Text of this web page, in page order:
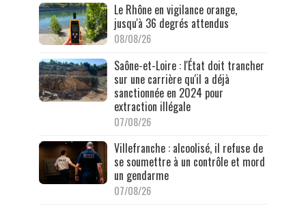
Le Rhône en vigilance orange,
jusqu'à 36 degrés attendus
08/08/26
Saône-et-Loire : l'État doit trancher
sur une carrière qu'il a déjà
sanctionnée en 2024 pour
extraction illégale
07/08/26
Villefranche : alcoolisé, il refuse de
se soumettre à un contrôle et mord
un gendarme
07/08/26